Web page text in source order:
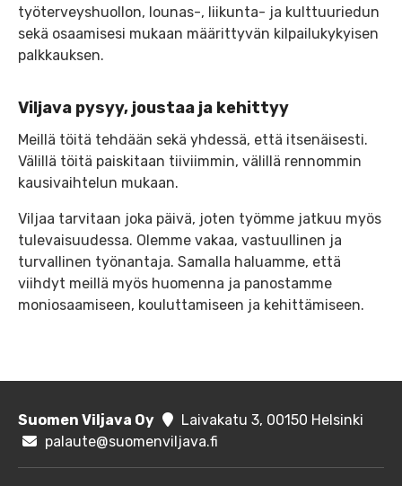
työterveyshuollon, lounas-, liikunta- ja kulttuuriedun
sekä osaamisesi mukaan määrittyvän kilpailukykyisen
palkkauksen.
Viljava pysyy, joustaa ja kehittyy
Meillä töitä tehdään sekä yhdessä, että itsenäisesti.
Välillä töitä paiskitaan tiiviimmin, välillä rennommin
kausivaihtelun mukaan.
Viljaa tarvitaan joka päivä, joten työmme jatkuu myös
tulevaisuudessa. Olemme vakaa, vastuullinen ja
turvallinen työnantaja. Samalla haluamme, että
viihdyt meillä myös huomenna ja panostamme
moniosaamiseen, kouluttamiseen ja kehittämiseen.
Suomen Viljava Oy
Laivakatu 3, 00150 Helsinki
palaute@suomenviljava.fi